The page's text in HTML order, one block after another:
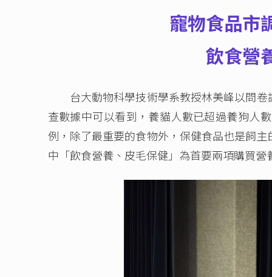
寵物食品市
飲食營
台大動物科學技術學系教授林美峰以問卷
查數據中可以看到，養貓人數已超過養狗人
例，除了最重要的食物外，保健食品也是飼
中「飲食營養、皮毛保健」為首要兩項購買營